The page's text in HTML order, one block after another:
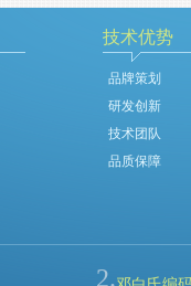
技术优势
品牌策划
研发创新
技术团队
品质保障
2.